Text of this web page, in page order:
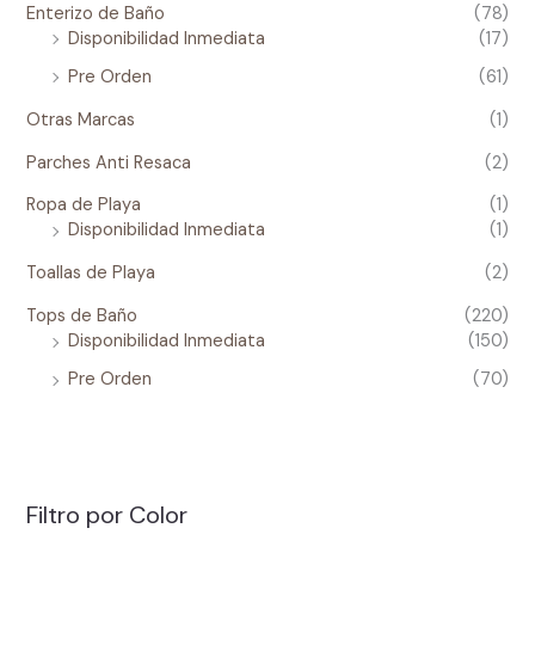
Enterizo de Baño
(78)
Disponibilidad Inmediata
(17)
Pre Orden
(61)
Otras Marcas
(1)
Parches Anti Resaca
(2)
Ropa de Playa
(1)
Disponibilidad Inmediata
(1)
Toallas de Playa
(2)
Tops de Baño
(220)
Disponibilidad Inmediata
(150)
Pre Orden
(70)
Filtro por Color